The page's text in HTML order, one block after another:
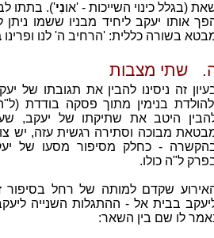
(בגלל כינוי השייכות - 'אונִי'). בתתו
אותו יעקב ליחיד מבניו ששמו ניתן
בשורה כללית: 'הרחיב ה' לנו ופרינו
שתי מצבות
זה ניסינו להבין את תגובתו של
בנימין מתוך פסקה בודדת
היטב את שתיקתו של יעקב,
מבוכה וסתירה רגשית עזה, יש
- כחלק מסיפור מסעו של
ל"ה כולו.
שקדם למותה של רחל בסיפור
בבית אל - ההתגלות השנייה
לו שם בין השאר: